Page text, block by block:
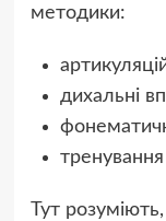
методики:
дихальні
Тут